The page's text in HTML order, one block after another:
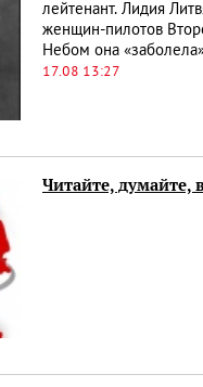
лейтенант. Лидия
женщин-пилотов
Небом она
17.08 13:27
Читайте, думайте,